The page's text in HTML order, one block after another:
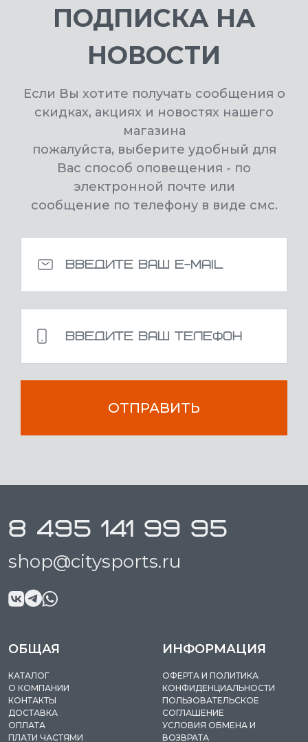
ПОДПИСКА НА
НОВОСТИ
Если Вы хотите получать сообщения о
скидках, акциях и новостях нашего
магазина
пожалуйста, выберите удобный для
Вас способ оповещения - по
электронной почте или
сообщение по телефону в виде смс.
ОТПРАВИТЬ
8 495 141 99 95
shop@citysports.ru
ОБЩАЯ
КАТАЛОГ
О КОМПАНИИ
КОНТАКТЫ
ДОСТАВКА
ОПЛАТА
ПЛАТИ ЧАСТЯМИ
ИНФОРМАЦИЯ
ОФЕРТА И ПОЛИТИКА
КОНФИДЕНЦИАЛЬНОСТИ
ПОЛЬЗОВАТЕЛЬСКОЕ
СОГЛАШЕНИЕ
УСЛОВИЯ ОБМЕНА И
ВОЗВРАТА